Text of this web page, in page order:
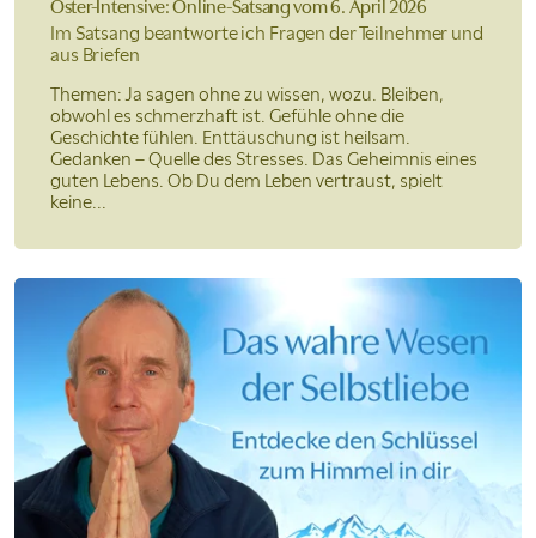
Oster-Intensive: Online-Satsangvom 6. April 2026
Im Satsang beantworte ich Fragen der Teilnehmer und
aus Briefen
Themen: Ja sagen ohne zu wissen, wozu. Bleiben,
obwohl es schmerzhaft ist. Gefühle ohne die
Geschichte fühlen. Enttäuschung ist heilsam.
Gedanken – Quelle des Stresses. Das Geheimnis eines
guten Lebens. Ob Du dem Leben vertraust, spielt
keine...